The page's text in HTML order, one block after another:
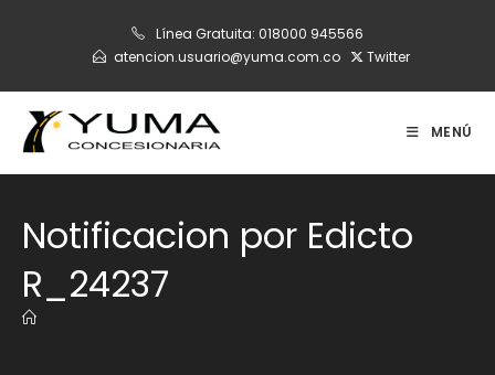
Línea Gratuita: 018000 945566
atencion.usuario@yuma.com.co
Twitter
MENÚ
Notificacion por Edicto
R_24237